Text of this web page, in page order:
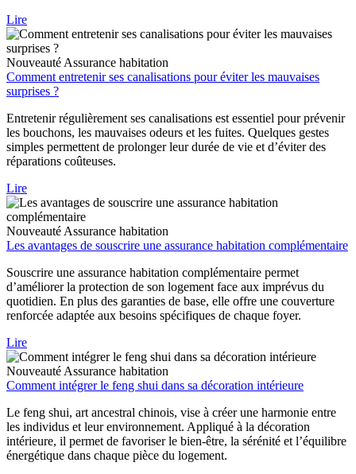
Lire
Nouveauté Assurance habitation
Comment entretenir ses canalisations pour éviter les mauvaises
surprises ?
Entretenir régulièrement ses canalisations est essentiel pour prévenir
les bouchons, les mauvaises odeurs et les fuites. Quelques gestes
simples permettent de prolonger leur durée de vie et d’éviter des
réparations coûteuses.
Lire
Nouveauté Assurance habitation
Les avantages de souscrire une assurance habitation complémentaire
Souscrire une assurance habitation complémentaire permet
d’améliorer la protection de son logement face aux imprévus du
quotidien. En plus des garanties de base, elle offre une couverture
renforcée adaptée aux besoins spécifiques de chaque foyer.
Lire
Nouveauté Assurance habitation
Comment intégrer le feng shui dans sa décoration intérieure
Le feng shui, art ancestral chinois, vise à créer une harmonie entre
les individus et leur environnement. Appliqué à la décoration
intérieure, il permet de favoriser le bien-être, la sérénité et l’équilibre
énergétique dans chaque pièce du logement.